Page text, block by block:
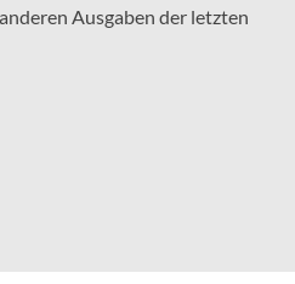
Ausgaben der letzten